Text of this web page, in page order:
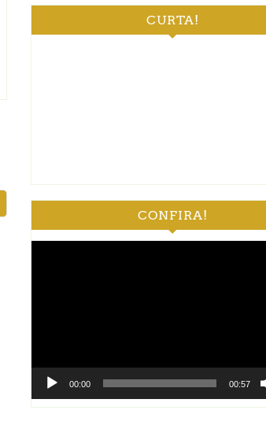
CURTA!
CONFIRA!
00:00 00:57